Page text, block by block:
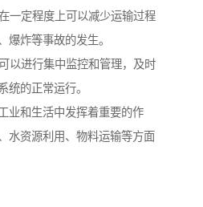
一定程度上可以减少运输过程
爆炸等事故的发生。
以进行集中监控和管理，及时
统的正常运行。
业和生活中发挥着重要的作
水资源利用、物料运输等方面